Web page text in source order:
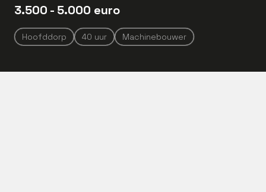
3.500 - 5.000 euro
Hoofddorp 40 uur Machinebouwer